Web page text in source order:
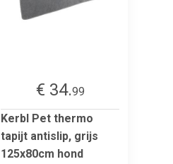
€ 34.99
Kerbl Pet thermo
tapijt antislip, grijs
125x80cm hond